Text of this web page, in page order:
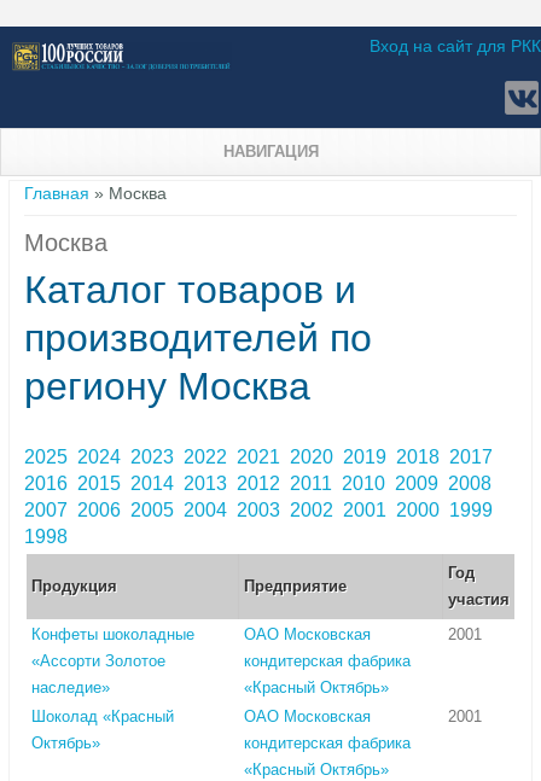
Вход на сайт для РКК
НАВИГАЦИЯ
Вы здесь
Главная » Москва
Москва
Каталог товаров и
производителей по
региону Москва
2025 2024 2023 2022 2021 2020 2019 2018 2017
2016 2015 2014 2013 2012 2011 2010 2009 2008
2007 2006 2005 2004 2003 2002 2001 2000 1999
1998
Продукция Предприятие
Год
участия
Конфеты шоколадные
«Ассорти Золотое
наследие»
ОАО Московская
кондитерская фабрика
«Красный Октябрь»
2001
Шоколад «Красный
Октябрь»
ОАО Московская
кондитерская фабрика
«Красный Октябрь»
2001